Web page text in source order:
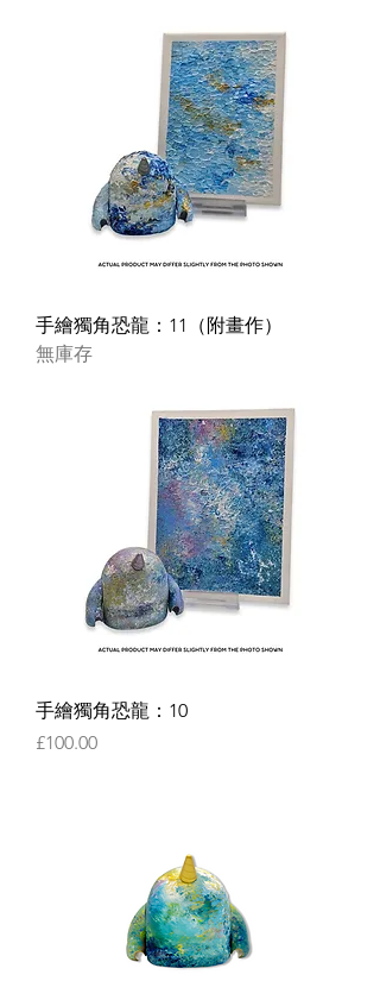
手繪獨角恐龍：11（附畫作）
無庫存
手繪獨角恐龍：10
價格
£100.00